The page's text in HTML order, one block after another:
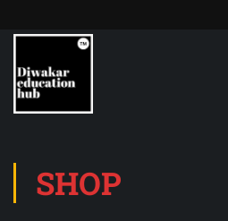
SHOP